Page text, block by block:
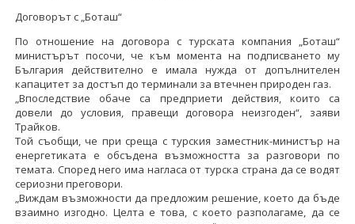
Договорът с „Боташ“
По отношение на договора с турската компания „Боташ“
министърът посочи, че към момента на подписването му
България действително е имала нужда от допълнителен
капацитет за достъп до терминали за втечнен природен газ.
„Впоследствие обаче са предприети действия, които са
довели до условия, правещи договора неизгоден“, заяви
Трайков.
Той съобщи, че при среща с турския заместник-министър на
енергетиката е обсъдена възможността за разговори по
темата. Според него има нагласа от турска страна да се водят
сериозни преговори.
„Виждам възможности да предложим решение, което да бъде
взаимно изгодно. Целта е това, с което разполагаме, да се